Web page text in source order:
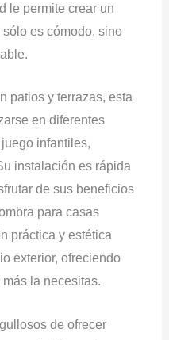
le permite crear un
es cómodo, sino
patios y terrazas, esta
en diferentes
infantiles,
instalación es rápida
de sus beneficios
para casas
práctica y estética
exterior, ofreciendo
la necesitas.
de ofrecer